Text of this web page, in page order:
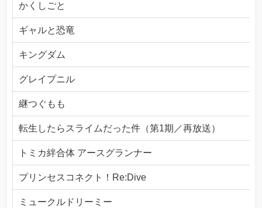
かくしごと
ギャルと恐竜
キングダム
グレイプニル
継つぐもも
転生したらスライムだった件（第1期／再放送）
トミカ絆合体 アースグランナー
プリンセスコネクト！Re:Dive
ミュークルドリーミー